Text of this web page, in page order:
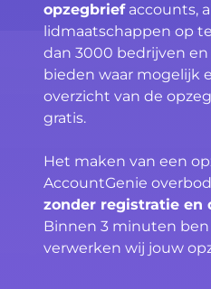
opzegbriefaccounts,
lidmaatschappen op
dan 3000 bedrijven en
bieden waar mogelijk
overzicht van de
gratis.
Het maken van een
AccountGenie
zonder registratie en
Binnen 3 minuten ben
verwerken wij jouw